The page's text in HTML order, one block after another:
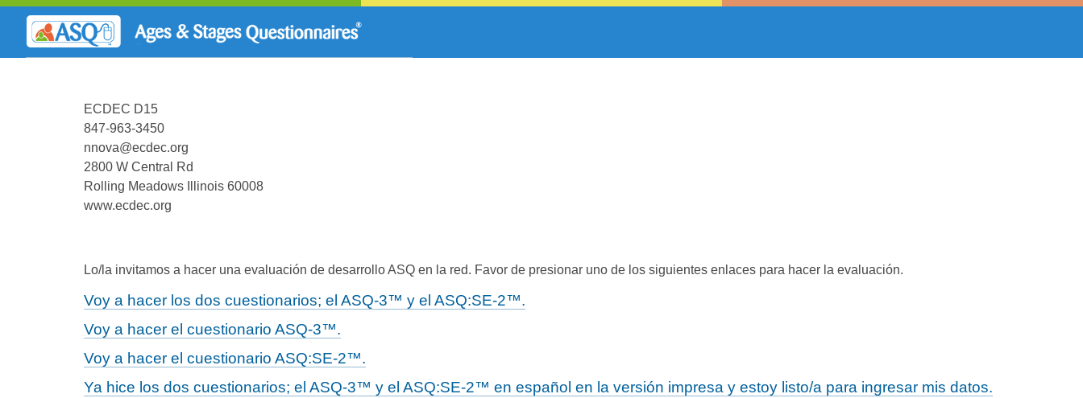
ECDEC D15
847-963-3450
nnova@ecdec.org
2800 W Central Rd
Rolling Meadows Illinois 60008
www.ecdec.org
Lo/la invitamos a hacer una evaluación de desarrollo ASQ en la red. Favor de presionar uno de los siguientes enlaces para hacer la evaluación.
Voy a hacer los dos cuestionarios; el ASQ-3™ y el ASQ:SE-2™.
Voy a hacer el cuestionario ASQ-3™.
Voy a hacer el cuestionario ASQ:SE-2™.
Ya hice los dos cuestionarios; el ASQ-3™ y el ASQ:SE-2™ en español en la versión impresa y estoy listo/a para ingresar mis datos.